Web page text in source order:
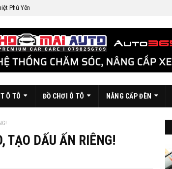
Phú Yên
Ô TÔ ĐỒ CHƠI Ô TÔ NÂNG CẤP ĐÈN
TẠO DẤU ẤN RIÊNG!